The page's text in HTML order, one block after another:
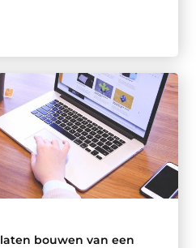
bouwen van een